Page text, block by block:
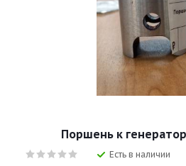
Поршень к
Есть в наличии